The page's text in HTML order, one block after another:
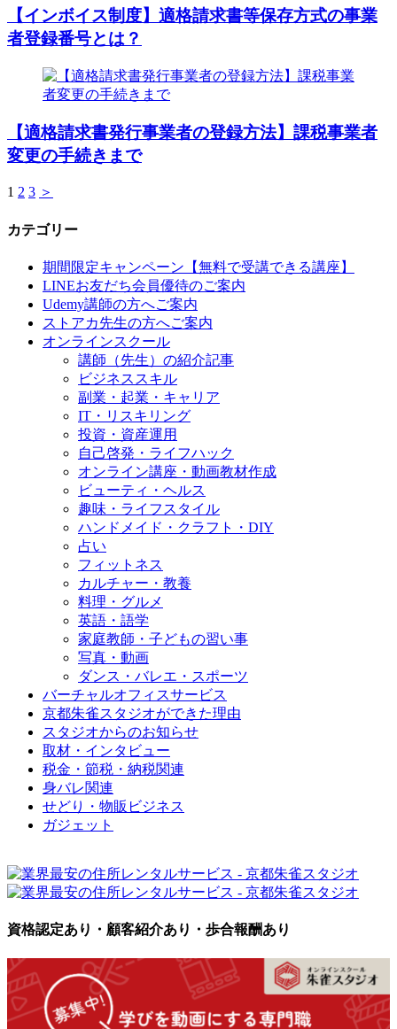
【インボイス制度】適格請求書等保存方式の事業
者登録番号とは？
【適格請求書発行事業者の登録方法】課税事業者
変更の手続きまで
1 2 3 ＞
カテゴリー
期間限定キャンペーン【無料で受講できる講座】
LINEお友だち会員優待のご案内
Udemy講師の方へご案内
ストアカ先生の方へご案内
オンラインスクール
講師（先生）の紹介記事
ビジネススキル
副業・起業・キャリア
IT・リスキリング
投資・資産運用
自己啓発・ライフハック
オンライン講座・動画教材作成
ビューティ・ヘルス
趣味・ライフスタイル
ハンドメイド・クラフト・DIY
占い
フィットネス
カルチャー・教養
料理・グルメ
英語・語学
家庭教師・子どもの習い事
写真・動画
ダンス・バレエ・スポーツ
バーチャルオフィスサービス
京都朱雀スタジオができた理由
スタジオからのお知らせ
取材・インタビュー
税金・節税・納税関連
身バレ関連
せどり・物販ビジネス
ガジェット
資格認定あり・顧客紹介あり・歩合報酬あり